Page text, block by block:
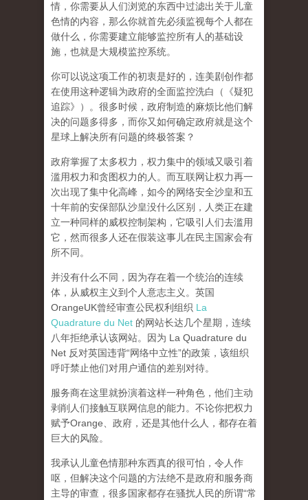
情，你需要从人们浏览的东西中过滤出关于儿童
色情的内容，那么你就首先必须监视每个人都在
做什么，你需要建立能够监控所有人的基础设
施，也就是大规模监控系统。
你可以说这项工作的初衷是好的，连美剧创作都
在使用这种逻辑为政府的全面监控洗白（《疑犯
追踪》）。 很多时候，政府制造的麻烦比他们解
决的问题多得多，而你又如何确定政府就是这个
星球上解决所有问题的终极答案？
政府掌握了太多权力，权力集中的领域又吸引着
滥用权力和贪图权力的人。而互联网让权力再一
次出现了集中化高峰， 如今的网络安全沙皇和五
十年前的安保部队沙皇没什么区别，人类正在建
立一种同样的威权控制架构，它吸引人们去滥用
它，然而很多人还在假装这事儿在民主国家会有
所不同。
并没有什么不同，因为存在着一个统治的连续
体，从威权主义到个人意志主义。英国
OrangeUK曾经审查公民权利组织 La
Quadrature du Net 的网站长达几个星期，连续
八年拒绝承认该网站。因为 La Quadrature du
Net 反对英国违背“网络中立性”的政策，该组织
呼吁禁止他们对用户通信的差别对待。
服务商在这里就扮演着这样一种角色，他们主动
剥削人们接触互联网信息的能力。不论你把权力
赋予Orange、政府，还是其他什么人，都存在着
巨大的风险。
我承认儿童色情那种东西真的很可怕，令人作
呕，但解决这个问题的方法绝不是政府和服务商
主导的审查，很多国家都存在骚扰人民的所谓“常